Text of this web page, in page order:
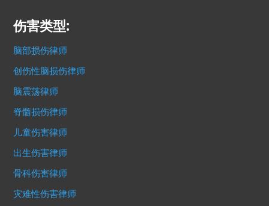
伤害类型:
脑部损伤律师
创伤性脑损伤律师
脑震荡律师
脊髓损伤律师
儿童伤害律师
出生伤害律师
骨科伤害律师
灾难性伤害律师